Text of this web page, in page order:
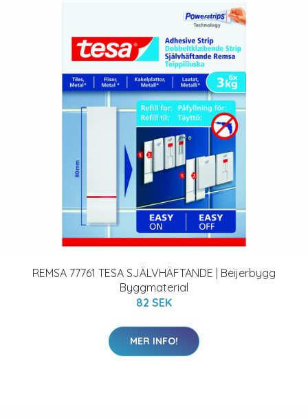
REMSA 77761 TESA SJÄLVHÄFTANDE | Beijerbygg
Byggmaterial
82 SEK
MER INFO!